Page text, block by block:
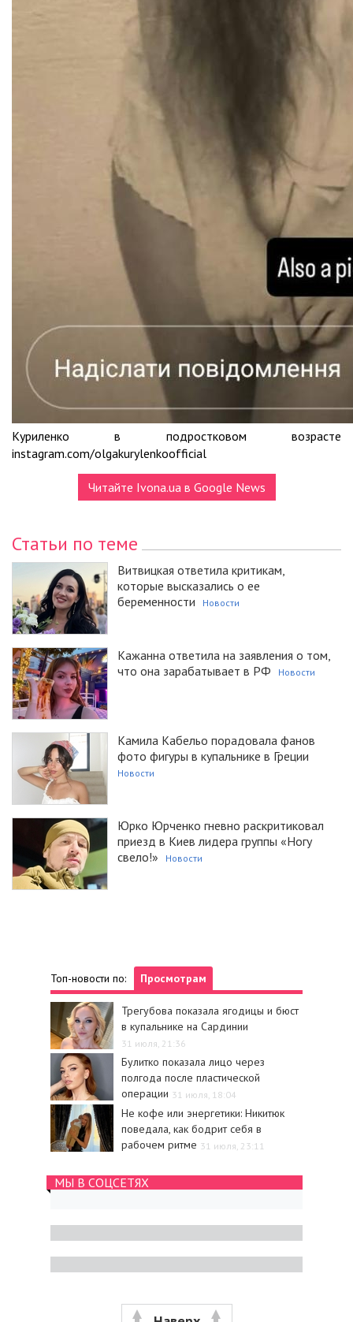
Куриленко в подростковом возрасте
instagram.com/olgakurylenkoofficial
Читайте Ivona.ua в Google News
Статьи по теме
Витвицкая ответила критикам,
которые высказались о ее
беременности
Новости
Кажанна ответила на заявления о том,
что она зарабатывает в РФ
Новости
Камила Кабельо порадовала фанов
фото фигуры в купальнике в Греции
Новости
Юрко Юрченко гневно раскритиковал
приезд в Киев лидера группы «Ногу
свело!»
Новости
Топ-новости по: Просмотрам
Трегубова показала ягодицы и бюст
в купальнике на Сардинии
31 июля, 21:36
Булитко показала лицо через
полгода после пластической
операции 31 июля, 18:04
Не кофе или энергетики: Никитюк
поведала, как бодрит себя в
рабочем ритме 31 июля, 23:11
МЫ В СОЦСЕТЯХ